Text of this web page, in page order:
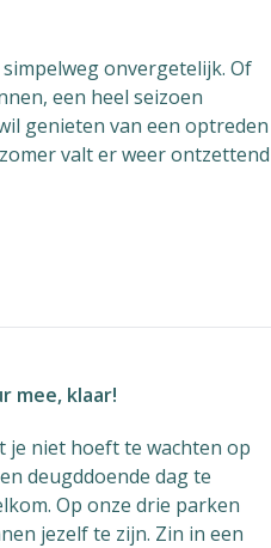
onvergetelijk. Of
een heel seizoen
genieten van een optreden
valt er weer ontzettend
mee, klaar!
je niet hoeft te wachten op
deugddoende dag te
Op onze drie parken
jezelf te zijn. Zin in een